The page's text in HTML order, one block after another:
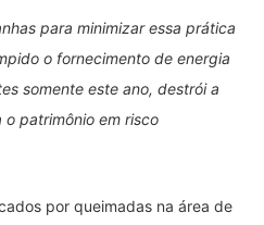
para minimizar essa prática
o fornecimento de energia
somente este ano, destrói a
patrimônio em risco
por queimadas na área de